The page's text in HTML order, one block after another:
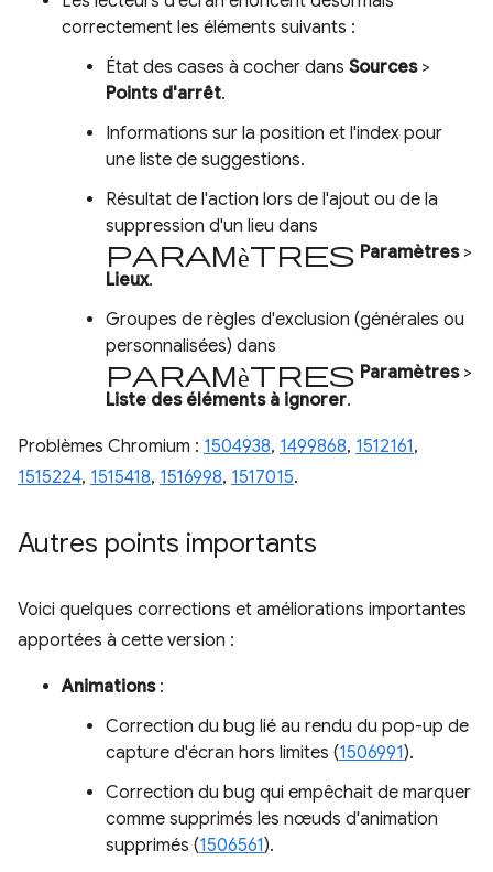
correctement les éléments suivants :
État des cases à cocher dans Sources>
Points d'arrêt.
Informations sur la position et l'index pour
une liste de suggestions.
Résultat de l'action lors de l'ajout ou de la
suppression d'un lieu dans
Paramètres Paramètres>
Lieux.
Groupes de règles d'exclusion (générales ou
personnalisées) dans
Paramètres Paramètres>
Liste des éléments à ignorer.
Problèmes Chromium : 1504938, 1499868, 1512161,
1515224, 1515418, 1516998, 1517015.
Autres points importants
Voici quelques corrections et améliorations importantes
apportées à cette version :
Animations:
Correction du bug lié au rendu du pop-up de
capture d'écran hors limites (1506991).
Correction du bug qui empêchait de marquer
comme supprimés les nœuds d'animation
supprimés (1506561).